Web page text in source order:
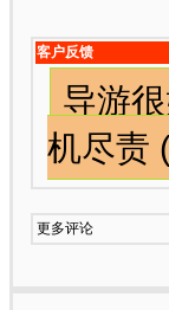
客户反馈
导游
机尽责
更多评论